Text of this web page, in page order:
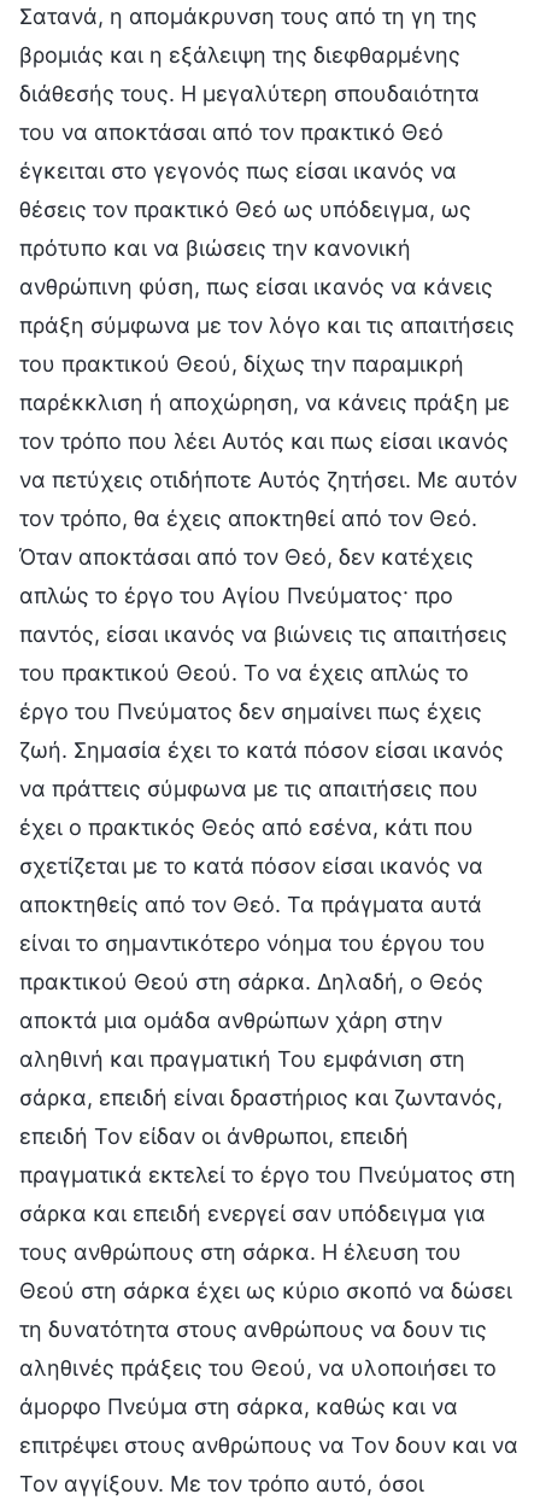
Σατανά, η απομάκρυνση τους από τη γη της
βρομιάς και η εξάλειψη της διεφθαρμένης
διάθεσής τους. Η μεγαλύτερη σπουδαιότητα
του να αποκτάσαι από τον πρακτικό Θεό
έγκειται στο γεγονός πως είσαι ικανός να
θέσεις τον πρακτικό Θεό ως υπόδειγμα, ως
πρότυπο και να βιώσεις την κανονική
ανθρώπινη φύση, πως είσαι ικανός να κάνεις
πράξη σύμφωνα με τον λόγο και τις απαιτήσεις
του πρακτικού Θεού, δίχως την παραμικρή
παρέκκλιση ή αποχώρηση, να κάνεις πράξη με
τον τρόπο που λέει Αυτός και πως είσαι ικανός
να πετύχεις οτιδήποτε Αυτός ζητήσει. Με αυτόν
τον τρόπο, θα έχεις αποκτηθεί από τον Θεό.
Όταν αποκτάσαι από τον Θεό, δεν κατέχεις
απλώς το έργο του Αγίου Πνεύματος· προ
παντός, είσαι ικανός να βιώνεις τις απαιτήσεις
του πρακτικού Θεού. Το να έχεις απλώς το
έργο του Πνεύματος δεν σημαίνει πως έχεις
ζωή. Σημασία έχει το κατά πόσον είσαι ικανός
να πράττεις σύμφωνα με τις απαιτήσεις που
έχει ο πρακτικός Θεός από εσένα, κάτι που
σχετίζεται με το κατά πόσον είσαι ικανός να
αποκτηθείς από τον Θεό. Τα πράγματα αυτά
είναι το σημαντικότερο νόημα του έργου του
πρακτικού Θεού στη σάρκα. Δηλαδή, ο Θεός
αποκτά μια ομάδα ανθρώπων χάρη στην
αληθινή και πραγματική Του εμφάνιση στη
σάρκα, επειδή είναι δραστήριος και ζωντανός,
επειδή Τον είδαν οι άνθρωποι, επειδή
πραγματικά εκτελεί το έργο του Πνεύματος στη
σάρκα και επειδή ενεργεί σαν υπόδειγμα για
τους ανθρώπους στη σάρκα. Η έλευση του
Θεού στη σάρκα έχει ως κύριο σκοπό να δώσει
τη δυνατότητα στους ανθρώπους να δουν τις
αληθινές πράξεις του Θεού, να υλοποιήσει το
άμορφο Πνεύμα στη σάρκα, καθώς και να
επιτρέψει στους ανθρώπους να Τον δουν και να
Τον αγγίξουν. Με τον τρόπο αυτό, όσοι